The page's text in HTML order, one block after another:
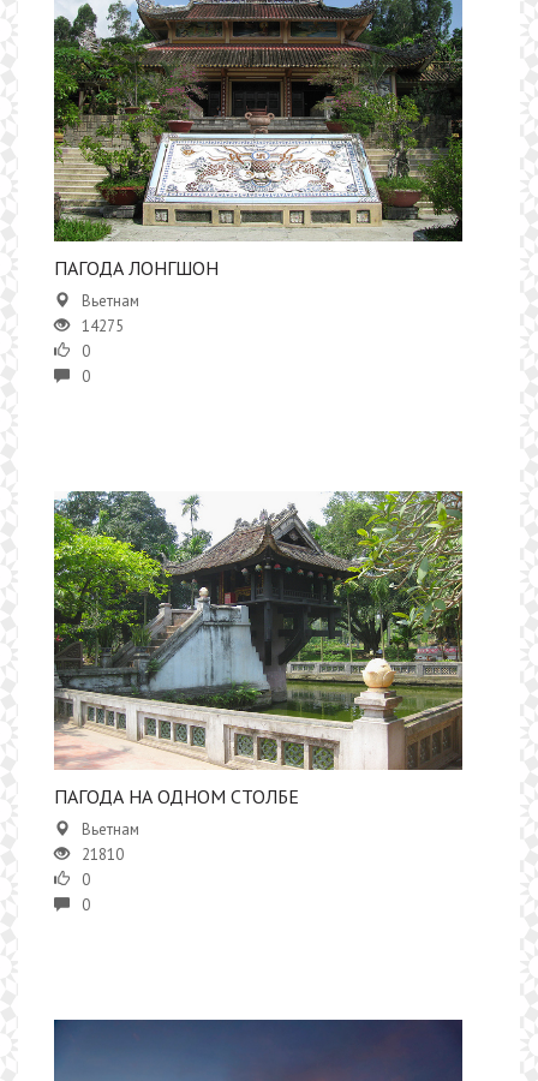
ПАГОДА ЛОНГШОН
Вьетнам
14275
0
0
ПАГОДА НА ОДНОМ СТОЛБЕ
Вьетнам
21810
0
0